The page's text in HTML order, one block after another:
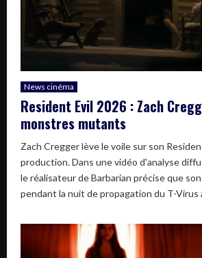
News cinéma
Resident Evil 2026 : Zach
monstres mutants
Zach Cregger lève le voile sur son
production. Dans une vidéo d'analyse
le réalisateur de Barbarian précise que
pendant la nuit de propagation du T-Virus